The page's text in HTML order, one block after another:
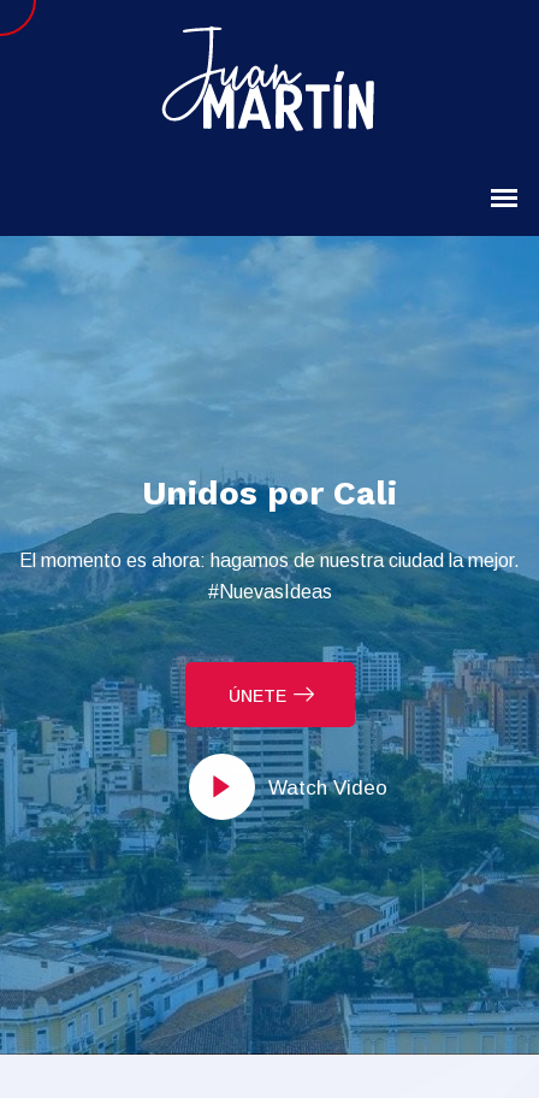
Unidos por Cali
El momento es ahora: hagamos de nuestra ciudad la mejor.
#NuevasIdeas
ÚNETE
Watch Video